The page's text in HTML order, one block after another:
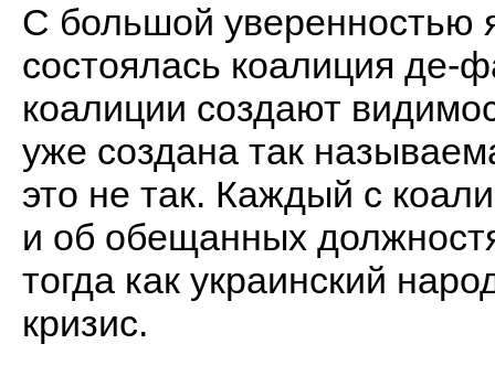
С большой уверенностью
состоялась коалиция де-
коалиции создают
уже создана так
это не так. Каждый с
и об обещанных
тогда как украинский
кризис.